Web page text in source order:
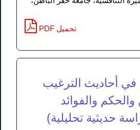
PDF تحميل
في أحاديث الترغيب
والفوائد
حديثية تحليلية)